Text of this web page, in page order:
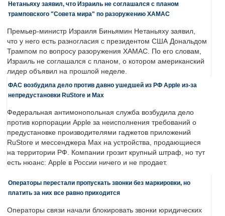
Нетаньяху заявил, что Израиль не соглашался с планом
трамповского "Совета мира" по разоружению ХАМАС
Премьер-министр Израиля Биньямин Нетаньяху заявил,
что у него есть разногласия с президентом США Дональдом
Трампом по вопросу разоружения ХАМАС. По его словам,
Израиль не соглашался с планом, о котором американский
лидер объявил на прошлой неделе.
ФАС возбудила дело против давно ушедшей из РФ Apple из-за
непредустановки RuStore и Max
Федеральная антимонопольная служба возбудила дело
против корпорации Apple за неисполнения требований о
предустановке производителями гаджетов приложений
RuStore и мессенджера Max на устройства, продающиеся
на территории РФ. Компании грозит крупный штраф, но тут
есть нюанс: Apple в России ничего и не продает.
Операторы перестали пропускать звонки без маркировки, но
платить за них все равно приходится
Операторы связи начали блокировать звонки юридических